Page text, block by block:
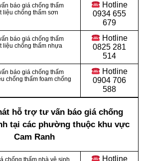
báo giá chống thấm
liệu chống thấm sơn
Hotline
0934 655
679
báo giá chống thấm
liệu chống thấm nhựa
Hotline
0825 281
514
báo giá chống thấm
chống thấm foam chống
Hotline
0904 706
588
hỗ trợ tư vấn báo giá chống
tại các phường thuộc khu vực
Cam Ranh
chống thấm nhà vệ sinh
Hotline